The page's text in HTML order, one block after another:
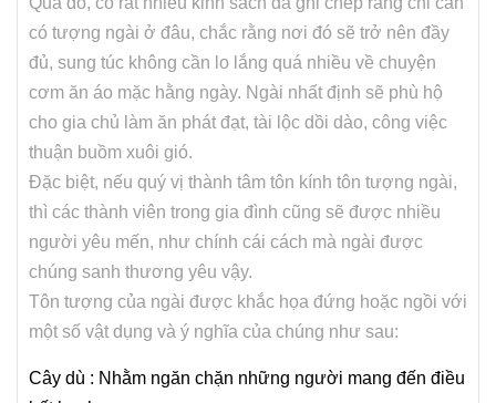
có tượng ngài ở đâu, chắc rằng nơi đó sẽ trở nên đầy
đủ, sung túc không cần lo lắng quá nhiều về chuyện
cơm ăn áo mặc hằng ngày. Ngài nhất định sẽ phù hộ
cho gia chủ làm ăn phát đạt, tài lộc dồi dào, công việc
thuận buồm xuôi gió.
Đặc biệt, nếu quý vị thành tâm tôn kính tôn tượng ngài,
thì các thành viên trong gia đình cũng sẽ được nhiều
người yêu mến, như chính cái cách mà ngài được
chúng sanh thương yêu vậy.
Tôn tượng của ngài được khắc họa đứng hoặc ngồi với
một số vật dụng và ý nghĩa của chúng như sau:
Cây dù : Nhằm ngăn chặn những người mang đến điều